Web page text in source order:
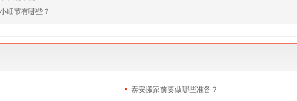
细节有哪些？
泰安搬家前要做哪些准备？